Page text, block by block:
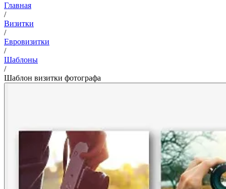
Главная
/
Визитки
/
Евровизитки
/
Шаблоны
/
Шаблон визитки фотографа